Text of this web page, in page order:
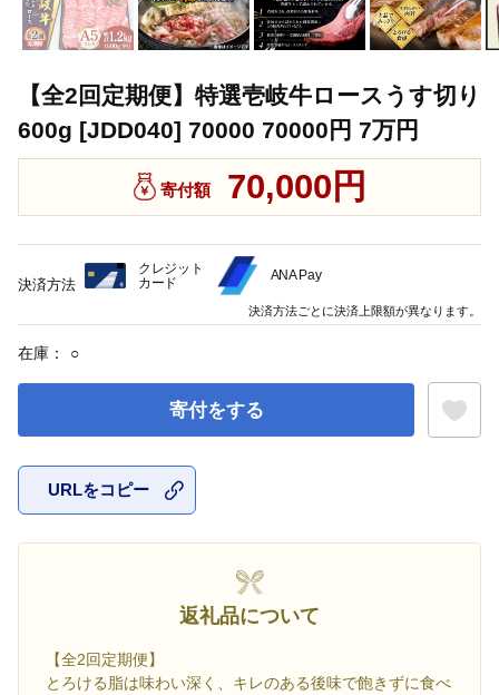
【全2回定期便】特選壱岐牛ロースうす切り
600g [JDD040] 70000 70000円 7万円
寄付額 70,000円
在庫： ○
寄付をする
URLをコピー
返礼品について
【全2回定期便】
とろける脂は味わい深く、キレのある後味で飽きずに食べ
決済方法
クレジット
カード
ANA Pay
決済方法ごとに決済上限額が異なります。